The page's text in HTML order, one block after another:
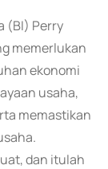
(BI) Perry
memerlukan
ekonomi
usaha,
memastikan
dan itulah